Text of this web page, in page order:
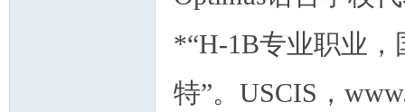
*“H-1B专业职业
特”。USCIS，